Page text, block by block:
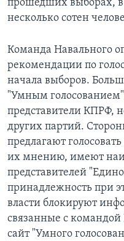
прошедших выборах,
несколько сотен
Команда Навального
рекомендации по
начала выборов.
"Умным
представители КПРФ,
других партий.
предлагают
их мнению, имеют
представителей
принадлежность при
власти блокируют
связанные с командой
сайт "Умного